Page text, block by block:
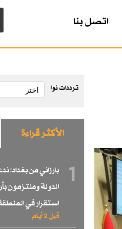
اتصل بنا
ترددات نوا
الأكثر قراءة
1
بارزاني من بغداد:
الدولة وملتزمون
استقرار في
قبل 2 أيام